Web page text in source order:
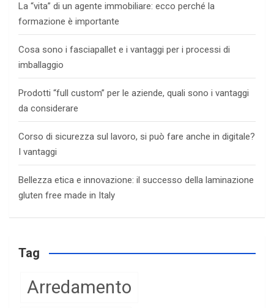
La “vita” di un agente immobiliare: ecco perché la
formazione è importante
Cosa sono i fasciapallet e i vantaggi per i processi di
imballaggio
Prodotti “full custom” per le aziende, quali sono i vantaggi
da considerare
Corso di sicurezza sul lavoro, si può fare anche in digitale?
I vantaggi
Bellezza etica e innovazione: il successo della laminazione
gluten free made in Italy
Tag
Arredamento